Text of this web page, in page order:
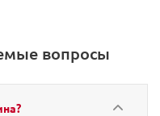
вопросы